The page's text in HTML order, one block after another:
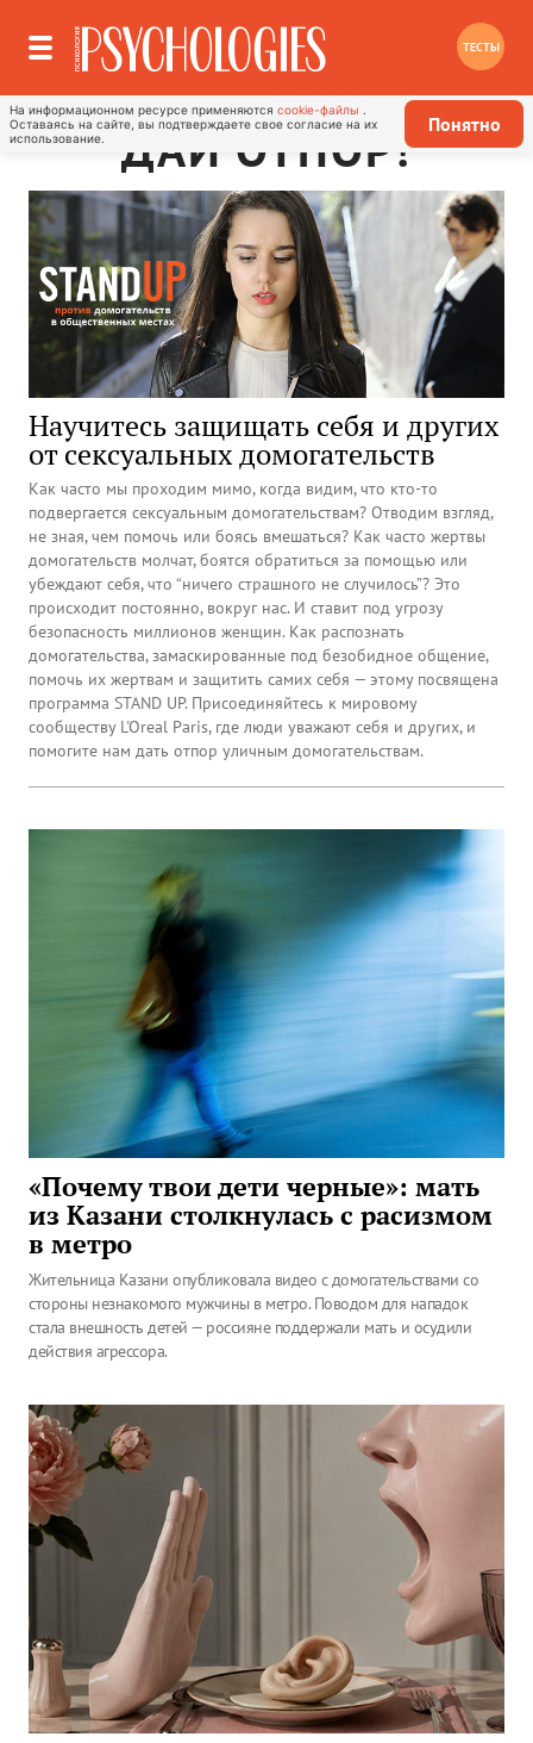
ТЕСТЫ
На информационном ресурсе применяются cookie-файлы
Оставаясь на сайте, вы подтверждаете свое согласие на их
использование.
Понятно
ДАЙ ОТПОР!
Научитесь защищать себя и других
от сексуальных домогательств
Как часто мы проходим мимо, когда видим, что кто-то
подвергается сексуальным домогательствам? Отводим взгляд,
не зная, чем помочь или боясь вмешаться? Как часто жертвы
домогательств молчат, боятся обратиться за помощью или
убеждают себя, что “ничего страшного не случилось”? Это
происходит постоянно, вокруг нас. И ставит под угрозу
безопасность миллионов женщин. Как распознать
домогательства, замаскированные под безобидное общение,
помочь их жертвам и защитить самих себя — этому посвящена
программа STAND UP. Присоединяйтесь к мировому
сообществу L'Oreal Paris, где люди уважают себя и других, и
помогите нам дать отпор уличным домогательствам.
«Почему твои дети черные»: мать
из Казани столкнулась с расизмом
в метро
Жительница Казани опубликовала видео с домогательствами со
стороны незнакомого мужчины в метро. Поводом для нападок
стала внешность детей — россияне поддержали мать и осудили
действия агрессора.